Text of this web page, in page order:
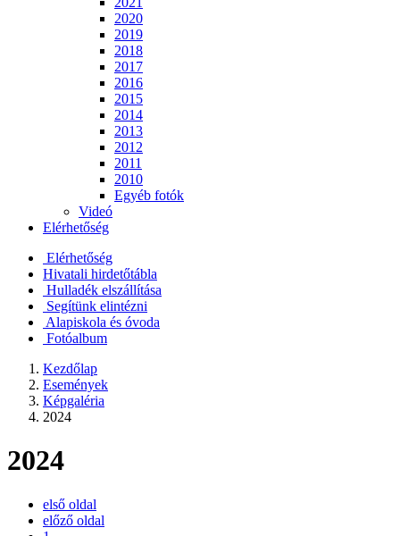
2020
2019
2018
2017
2016
2015
2014
2013
2012
2011
2010
Egyéb fotók
Videó
Elérhetőség
Elérhetőség
Hivatali hirdetőtábla
Hulladék elszállítása
Segítünk elintézni
Alapiskola és óvoda
Fotóalbum
Kezdőlap
Események
Képgaléria
2024
2024
első oldal
előző oldal